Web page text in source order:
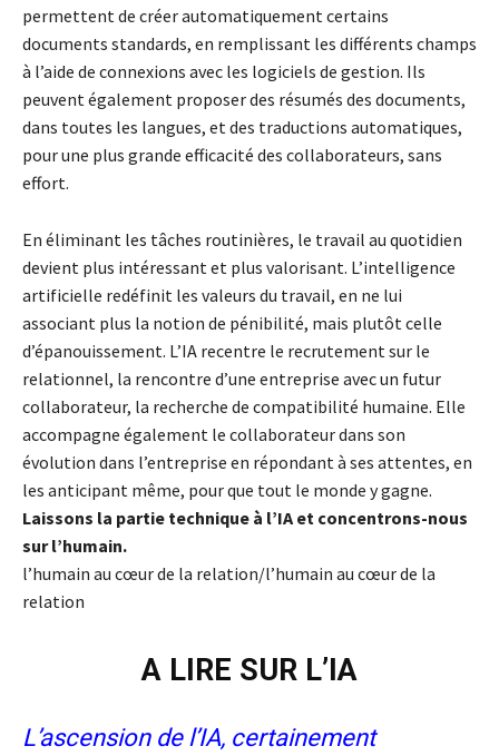
permettent de créer automatiquement certains
documents standards, en remplissant les différents champs
à l’aide de connexions avec les logiciels de gestion. Ils
peuvent également proposer des résumés des documents,
dans toutes les langues, et des traductions automatiques,
pour une plus grande efficacité des collaborateurs, sans
effort.
En éliminant les tâches routinières, le travail au quotidien
devient plus intéressant et plus valorisant. L’intelligence
artificielle redéfinit les valeurs du travail, en ne lui
associant plus la notion de pénibilité, mais plutôt celle
d’épanouissement. L’IA recentre le recrutement sur le
relationnel, la rencontre d’une entreprise avec un futur
collaborateur, la recherche de compatibilité humaine. Elle
accompagne également le collaborateur dans son
évolution dans l’entreprise en répondant à ses attentes, en
les anticipant même, pour que tout le monde y gagne.
Laissons la partie technique à l’IA et concentrons-nous
sur l’humain.
l’humain au cœur de la relation/l’humain au cœur de la
relation
A LIRE SUR L’IA
L’ascension de l’IA, certainement